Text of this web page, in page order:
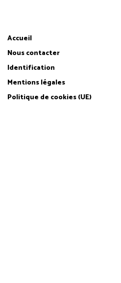
Accueil
Nous contacter
Identification
Mentions légales
Politique de cookies (UE)